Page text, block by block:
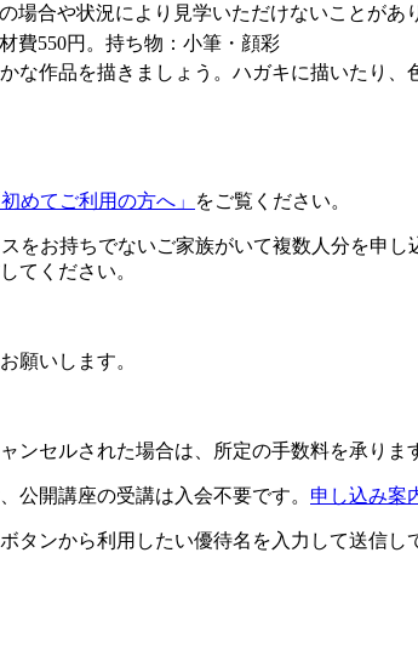
合や状況により見学いただけないことがあ
費550円。持ち物：小筆・顔彩
作品を描きましょう。ハガキに描いたり、
初めてご利用の方へ」 をご覧ください。
をお持ちでないご家族がいて複数人分を申
てください。
願いします。
セルされた場合は、所定の手数料を承りま
公開講座の受講は入会不要です。 申し込み案
ンから利用したい優待名を入力して送信し